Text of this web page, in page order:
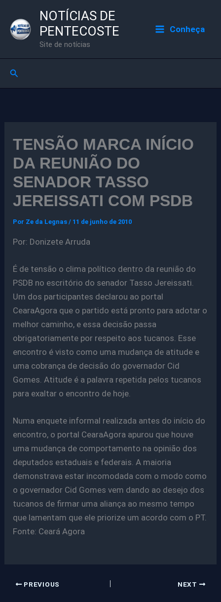
para
NOTÍCIAS DE
PENTECOSTE
Site de notícias
Conheça
Pesquisar
TENSÃO MARCA INÍCIO
DA REUNIÃO DO
SENADOR TASSO
JEREISSATI COM PSDB
Por Ze da Legnas/ 11 de junho de 2010
Por: Donizete Arruda
É de tensão o clima político dentro da reunião do
PSDB no escritório do senador Tasso Jereissati.
Um dos participantes declarou ao portal
CearaAgora que o partido está pronto para adotar o
melhor caminho, e essa decisão passa
obrigatoriamente por respeito aos tucanos. Esse
encontro é visto como uma mudança de atitude e
uma cobrança de decisão do governador Cid
Gomes. Atitude é a palavra repetida pelos tucanos
para exaltar o encontro de hoje.
Numa enquete informal realizada antes do início do
encontro, o portal CearaAgora apurou que houve
uma mudança de comportamento na opinião dos
deputados estaduais e federais. A maioria
demonstrava estar incomodada com o modo como
o governador Cid Gomes vem dando ao desejo dos
tucanos de firmar uma aliança ao mesmo tempo
que lamentam que ele priorize um acordo com o PT.
Fonte: Ceará Agora
PREVIOUS NEXT